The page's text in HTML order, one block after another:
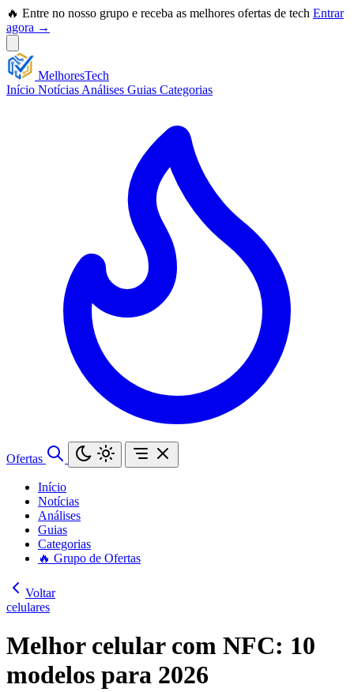
🔥 Entre no nosso grupo e receba as melhores ofertas de tech Entrar
agora →
MelhoresTech
Início Notícias Análises Guias Categorias
Ofertas
Início
Notícias
Análises
Guias
Categorias
🔥 Grupo de Ofertas
Voltar
celulares
Melhor celular com NFC: 10
modelos para 2026